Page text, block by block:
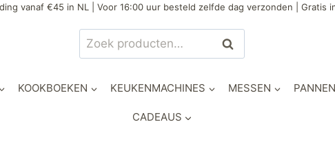
vanaf €45 in NL | Voor 16:00 uur besteld zelfde dag verzonden | Gratis
Zoeken
naar:
Zoeken
KOOKBOEKEN KEUKENMACHINES MESSEN PANNEN
CADEAUS